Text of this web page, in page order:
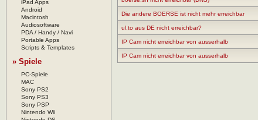
iPad Apps
Android
Macintosh
Audiosoftware
PDA / Handy / Navi
Portable Apps
Scripts & Templates
» Spiele
PC-Spiele
MAC
Sony PS2
Sony PS3
Sony PSP
Nintendo Wii
Die andere BOERSE ist nicht mehr erreichbar
ul.to aus DE nicht erreichbar?
IP Cam nicht erreichbar von ausserhalb
IP Cam nicht erreichbar von ausserhalb